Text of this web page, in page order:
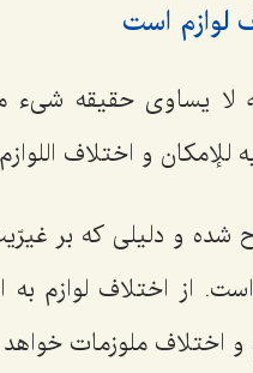
لوازم است
لا یساوى حقیقه شیء
للإمکان و اختلاف
شده و دلیلى كه بر
از اختلاف لوازم
و اختلاف ملوزمات خواهد